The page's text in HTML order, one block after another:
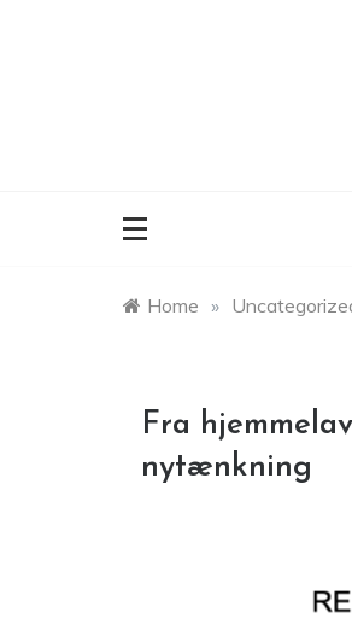
Home »
Fra
nytænkning